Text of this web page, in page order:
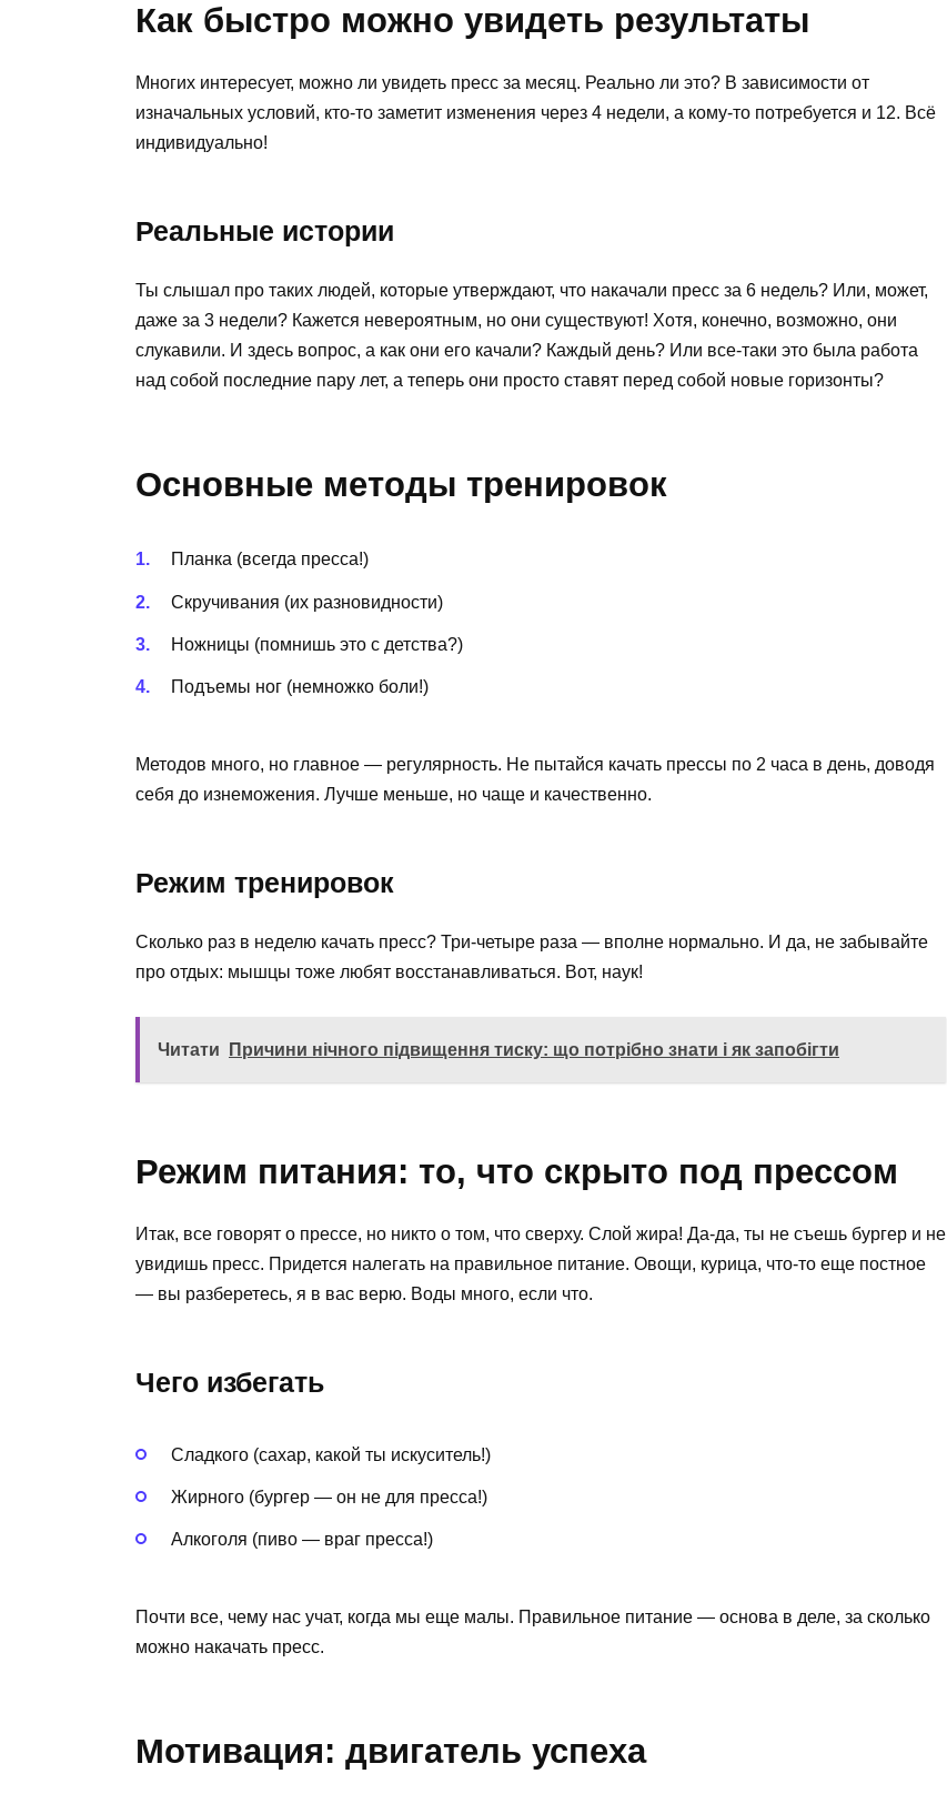
Как быстро можно увидеть результаты
Многих интересует, можно ли увидеть пресс за месяц. Реально ли это? В зависимости от
изначальных условий, кто-то заметит изменения через 4 недели, а кому-то потребуется и 12. Всё
индивидуально!
Реальные истории
Ты слышал про таких людей, которые утверждают, что накачали пресс за 6 недель? Или, может,
даже за 3 недели? Кажется невероятным, но они существуют! Хотя, конечно, возможно, они
слукавили. И здесь вопрос, а как они его качали? Каждый день? Или все-таки это была работа
над собой последние пару лет, а теперь они просто ставят перед собой новые горизонты?
Основные методы тренировок
Планка (всегда пресса!)
Скручивания (их разновидности)
Ножницы (помнишь это с детства?)
Подъемы ног (немножко боли!)
Методов много, но главное — регулярность. Не пытайся качать прессы по 2 часа в день, доводя
себя до изнеможения. Лучше меньше, но чаще и качественно.
Режим тренировок
Сколько раз в неделю качать пресс? Три-четыре раза — вполне нормально. И да, не забывайте
про отдых: мышцы тоже любят восстанавливаться. Вот, наук!
Читати Причини нічного підвищення тиску: що потрібно знати і як запобігти
Режим питания: то, что скрыто под прессом
Итак, все говорят о прессе, но никто о том, что сверху. Слой жира! Да-да, ты не съешь бургер и не
увидишь пресс. Придется налегать на правильное питание. Овощи, курица, что-то еще постное
— вы разберетесь, я в вас верю. Воды много, если что.
Чего избегать
Сладкого (сахар, какой ты искуситель!)
Жирного (бургер — он не для пресса!)
Алкоголя (пиво — враг пресса!)
Почти все, чему нас учат, когда мы еще малы. Правильное питание — основа в деле, за сколько
можно накачать пресс.
Мотивация: двигатель успеха